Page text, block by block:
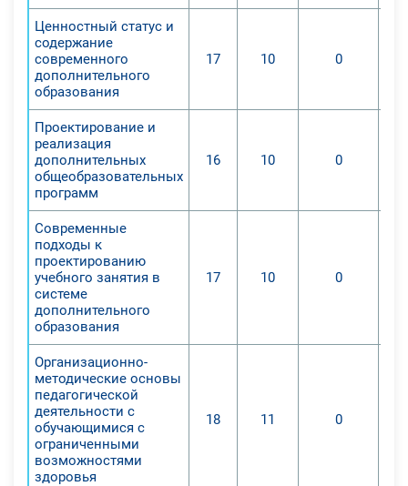
Ценностный статус и
содержание
современного
дополнительного
образования
17 10 0
Проектирование и
реализация
дополнительных
общеобразовательных
программ
16 10 0
Современные
подходы к
проектированию
учебного занятия в
системе
дополнительного
образования
17 10 0
Организационно-
методические основы
педагогической
деятельности с
обучающимися с
ограниченными
возможностями
здоровья
18 11 0